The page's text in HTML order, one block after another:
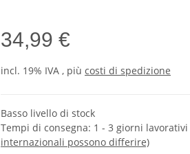
34,99 €
incl. 19% IVA , più costi di spedizione
Basso livello di stock
Tempi di consegna: 1 - 3 giorni lavorativi
internazionali possono differire)